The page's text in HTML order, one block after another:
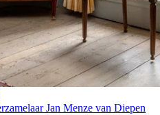
Jan Menze van Diepen